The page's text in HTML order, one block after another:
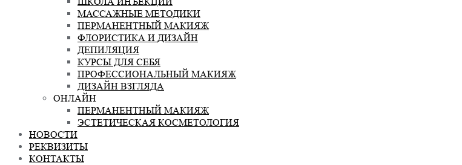
МАССАЖНЫЕ МЕТОДИКИ
ПЕРМАНЕНТНЫЙ МАКИЯЖ
ФЛОРИСТИКА И ДИЗАЙН
ДЕПИЛЯЦИЯ
КУРСЫ ДЛЯ СЕБЯ
ПРОФЕССИОНАЛЬНЫЙ МАКИЯЖ
ДИЗАЙН ВЗГЛЯДА
ОНЛАЙН
ПЕРМАНЕНТНЫЙ МАКИЯЖ
ЭСТЕТИЧЕСКАЯ КОСМЕТОЛОГИЯ
НОВОСТИ
РЕКВИЗИТЫ
КОНТАКТЫ